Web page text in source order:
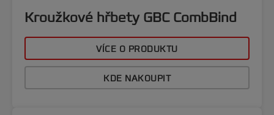
Kroužkové hřbety GBC CombBind
VÍCE O PRODUKTU
KDE NAKOUPIT